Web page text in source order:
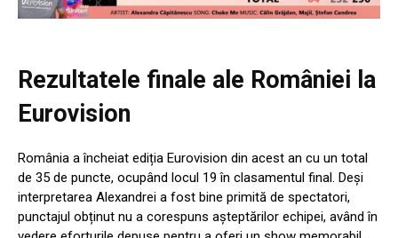
Rezultatele finale ale României la
Eurovision
România a încheiat ediția Eurovision din acest an cu un total
de 35 de puncte, ocupând locul 19 în clasamentul final. Deși
interpretarea Alexandrei a fost bine primită de spectatori,
punctajul obținut nu a corespuns așteptărilor echipei, având în